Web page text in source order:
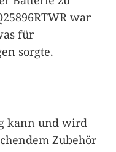
war
für
sorgte.
kann und wird
Zubehör